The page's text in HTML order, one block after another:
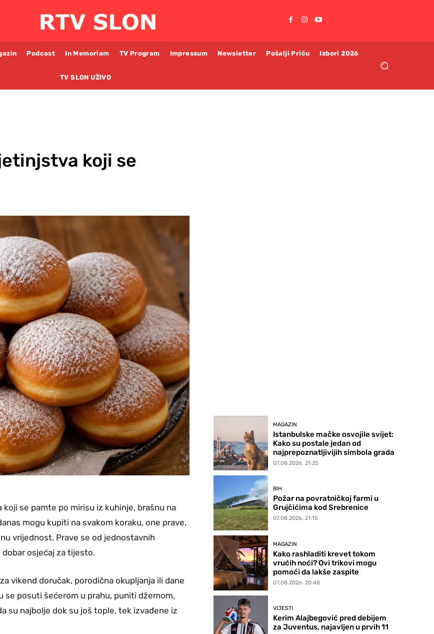
Podcast In Memoriam TV Program Impressum Newsletter Pošalji Priču Izbori 2026
TV SLON UŽIVO
koji se
se pamte po mirisu iz kuhinje, brašnu na
mogu kupiti na svakom koraku, one prave,
vrijednost. Prave se od jednostavnih
osjećaj za tijesto.
vikend doručak, porodična okupljanja ili dane
se posuti šećerom u prahu, puniti džemom,
su najbolje dok su još tople, tek izvađene iz
MAGAZIN
Istanbulske mačke osvojile svijet:
Kako su postale jedan od
najprepoznatljivijih simbola grada
07.08.2026. 21:25
BIH
Požar na povratničkoj farmi u
Grujčićima kod Srebrenice
07.08.2026. 21:15
MAGAZIN
Kako rashladiti krevet tokom
vrućih noći? Ovi trikovi mogu
pomoći da lakše zaspite
07.08.2026. 20:48
VIJESTI
Kerim Alajbegović pred debijem
za Juventus, najavljen u prvih 11